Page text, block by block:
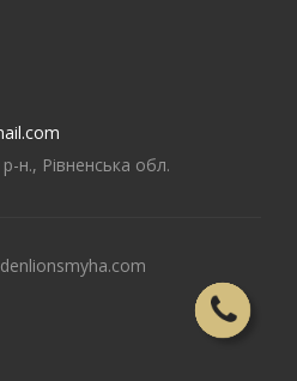
н., Рівненська обл.